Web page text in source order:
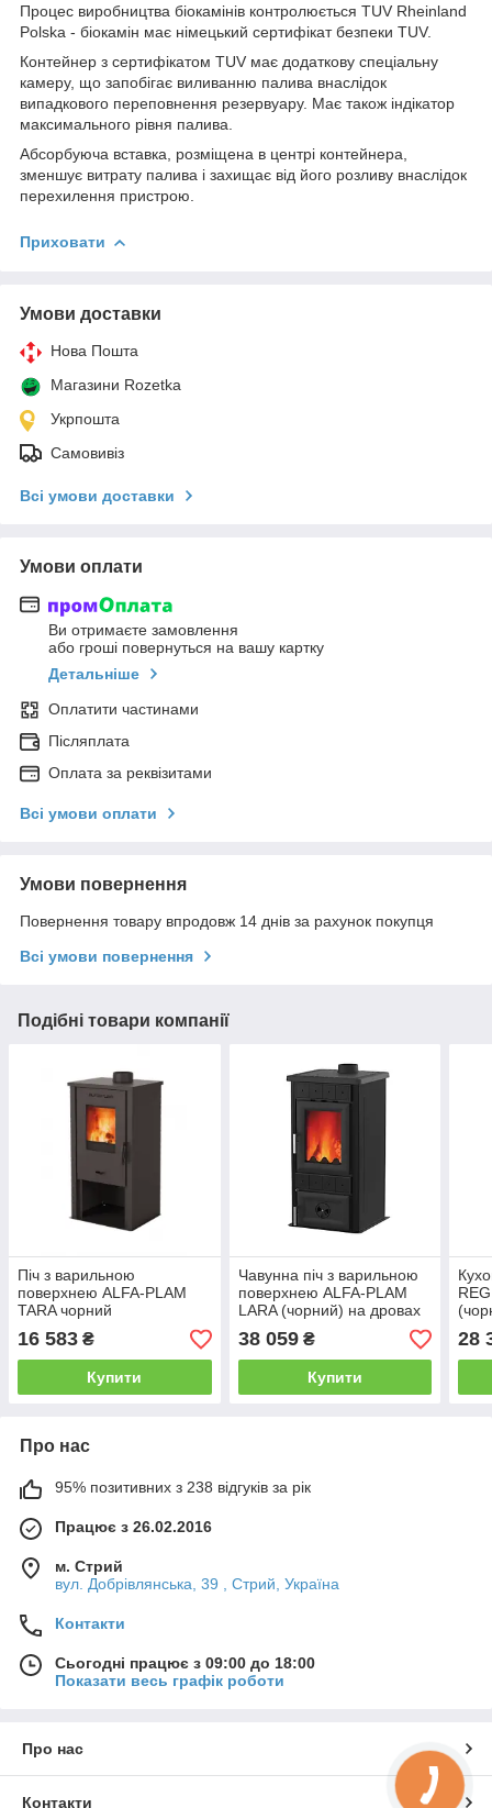
Процес виробництва біокамінів контролюється TUV Rheinland
Polska - біокамін має німецький сертифікат безпеки TUV.
Контейнер з сертифікатом TUV має додаткову спеціальну
камеру, що запобігає виливанню палива внаслідок
випадкового переповнення резервуару. Має також індікатор
максимального рівня палива.
Абсорбуюча вставка, розміщена в центрі контейнера,
зменшує витрату палива і захищає від його розливу внаслідок
перехилення пристрою.
Приховати
Умови доставки
Нова Пошта
Магазини Rozetka
Укрпошта
Самовивіз
Всі умови доставки
Умови оплати
Ви отримаєте замовлення
або гроші повернуться на вашу картку
Детальніше
Оплатити частинами
Післяплата
Оплата за реквізитами
Всі умови оплати
Умови повернення
Повернення товару впродовж 14 днів за рахунок покупця
Всі умови повернення
Подібні товари компанії
Піч з варильною
поверхнею ALFA-PLAM
TARA чорний
16 583 ₴
Купити
Чавунна піч з варильною
поверхнею ALFA-PLAM
LARA (чорний) на дровах
38 059₴
Купити
28
Про нас
95% позитивних з 238 відгуків за рік
Працює з 26.02.2016
м. Стрий
вул. Добрівлянська, 39 , Стрий, Україна
Контакти
Сьогодні працює з 09:00 до 18:00
Показати весь графік роботи
Про нас
Контакти